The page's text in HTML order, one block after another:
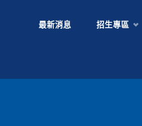
最新消息 招生專區